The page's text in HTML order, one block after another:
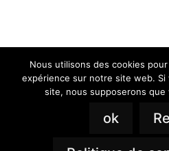
Mentions Légales
Nous utilisons des cookies
expérience sur notre site web.
site, nous supposerons
ok